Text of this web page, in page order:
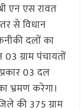
एन एस रावत
से विधान
दलों का
ग्राम पंचायतों
03 दल
भ्रमण करेगा।
की 375 ग्राम